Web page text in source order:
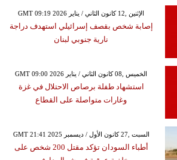
GMT 09:19 2026 الإثنين ,12 كانون الثاني / يناير
إصابة شخص بقصف إسرائيلي استهدف دراجة
نارية جنوبي لبنان
GMT 09:00 2026 الخميس ,08 كانون الثاني / يناير
استشهاد طفلة برصاص الاحتلال في غزة
وغارات متواصلة على القطاع
GMT 21:41 2025 السبت ,27 كانون الأول / ديسمبر
أطباء السودان تؤكد مقتل 200 شخص على